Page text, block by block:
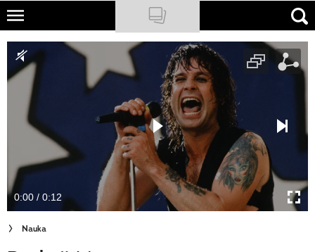
Skip
main
content
NATIONAL GEOGRAPHIC
TRAVELER
PODCASTY
Newsletter
Cuda Polski
Wielki Konkurs Fotograficzny
0:00 / 0:12
Nauka